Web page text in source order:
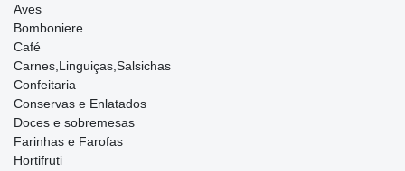
Aves
Bomboniere
Café
Carnes,Linguiças,Salsichas
Confeitaria
Conservas e Enlatados
Doces e sobremesas
Farinhas e Farofas
Hortifruti